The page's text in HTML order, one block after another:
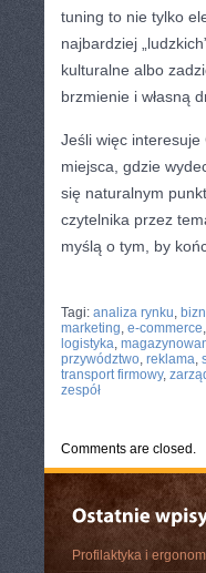
tuning to nie tylko
najbardziej
kulturalne albo
brzmienie i własną
Jeśli więc
miejsca, gdzie
się naturalnym
czytelnika przez
myślą o tym, by
Tagi: analiza rynku,
marketing, e-commerce,
logistyka,
przywództwo, reklama,
transport firmowy,
zespół
Comments are closed.
Profilaktyka i